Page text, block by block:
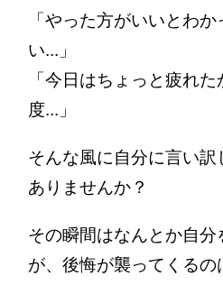
「やった方がいいとわ
い...」
「今日はちょっと疲れ
度...」
そんな風に自分に言い訳
ありませんか？
その瞬間はなんとか自分
が、後悔が襲ってくるの